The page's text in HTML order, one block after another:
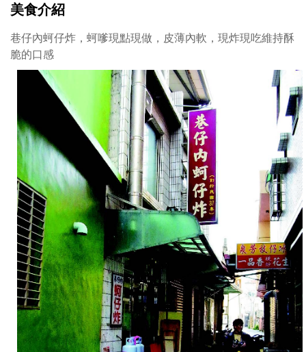
美食介紹
巷仔內蚵仔炸，蚵嗲現點現做，皮薄內軟，現炸現吃維持酥
脆的口感